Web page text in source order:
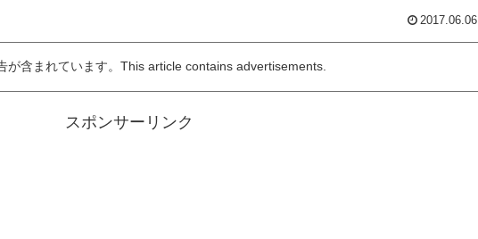
2017.06.06
が含まれています。This article contains advertisements.
スポンサーリンク